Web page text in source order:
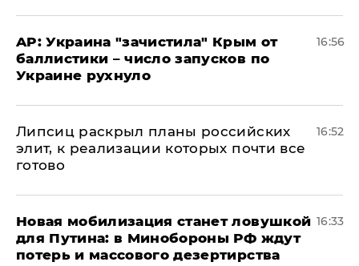
AP: Украина "зачистила" Крым от
баллистики – число запусков по
Украине рухнуло
16:56
Липсиц раскрыл планы российских
элит, к реализации которых почти все
готово
16:52
​Новая мобилизация станет ловушкой
для Путина: в Минобороны РФ ждут
потерь и массового дезертирства
16:33